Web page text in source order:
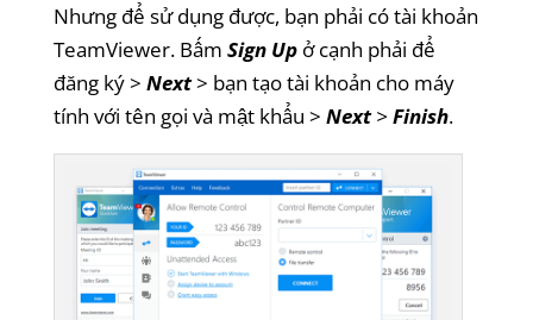
Nhưng để sử dụng được, bạn phải có tài khoản
TeamViewer. Bấm Sign Upở cạnh phải để
đăng ký > Next> bạn tạo tài khoản cho máy
tính với tên gọi và mật khẩu > Next>Finish.